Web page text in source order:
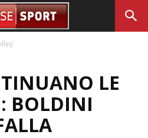
LE
BOLDINI